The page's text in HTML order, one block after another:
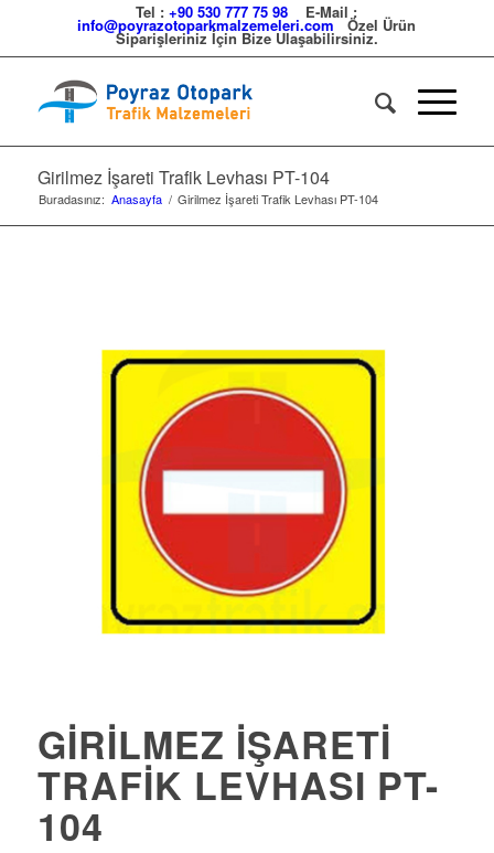
Tel :+90 530 777 75 98 E-Mail :
info@poyrazotoparkmalzemeleri.com Özel Ürün
Siparişleriniz İçin Bize Ulaşabilirsiniz.
Girilmez İşareti Trafik Levhası PT-104
Buradasınız: Anasayfa / Girilmez İşareti Trafik Levhası PT-104
GIRILMEZ İŞARETI
TRAFIK LEVHASI PT-
104